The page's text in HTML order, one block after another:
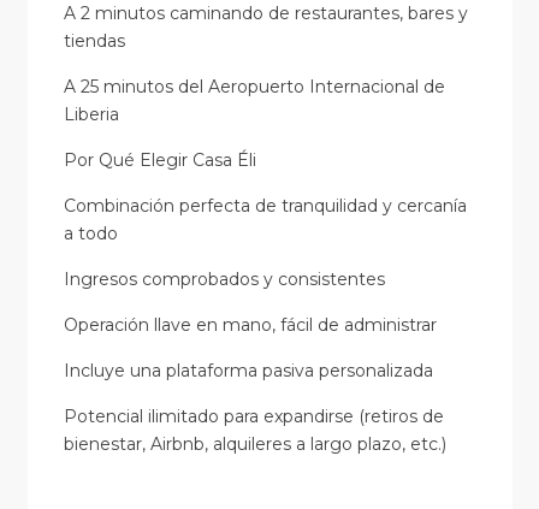
A 2 minutos caminando de restaurantes, bares y
tiendas
A 25 minutos del Aeropuerto Internacional de
Liberia
Por Qué Elegir Casa Éli
Combinación perfecta de tranquilidad y cercanía
a todo
Ingresos comprobados y consistentes
Operación llave en mano, fácil de administrar
Incluye una plataforma pasiva personalizada
Potencial ilimitado para expandirse (retiros de
bienestar, Airbnb, alquileres a largo plazo, etc.)